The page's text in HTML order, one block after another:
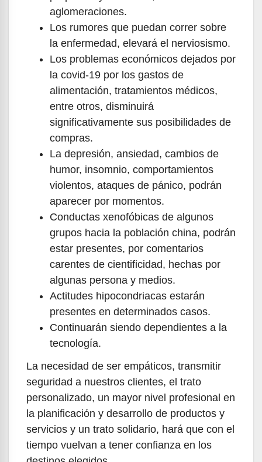
aglomeraciones.
Los rumores que puedan correr sobre
la enfermedad, elevará el nerviosismo.
Los problemas económicos dejados por
la covid-19 por los gastos de
alimentación, tratamientos médicos,
entre otros, disminuirá
significativamente sus posibilidades de
compras.
La depresión, ansiedad, cambios de
humor, insomnio, comportamientos
violentos, ataques de pánico, podrán
aparecer por momentos.
Conductas xenofóbicas de algunos
grupos hacia la población china, podrán
estar presentes, por comentarios
carentes de cientificidad, hechas por
algunas persona y medios.
Actitudes hipocondriacas estarán
presentes en determinados casos.
Continuarán siendo dependientes a la
tecnología.
La necesidad de ser empáticos, transmitir
seguridad a nuestros clientes, el trato
personalizado, un mayor nivel profesional en
la planificación y desarrollo de productos y
servicios y un trato solidario, hará que con el
tiempo vuelvan a tener confianza en los